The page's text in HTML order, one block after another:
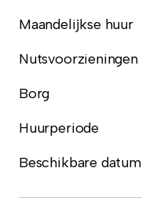
Maandelijkse huur
Nutsvoorzieningen
Borg
Huurperiode
Beschikbare datum